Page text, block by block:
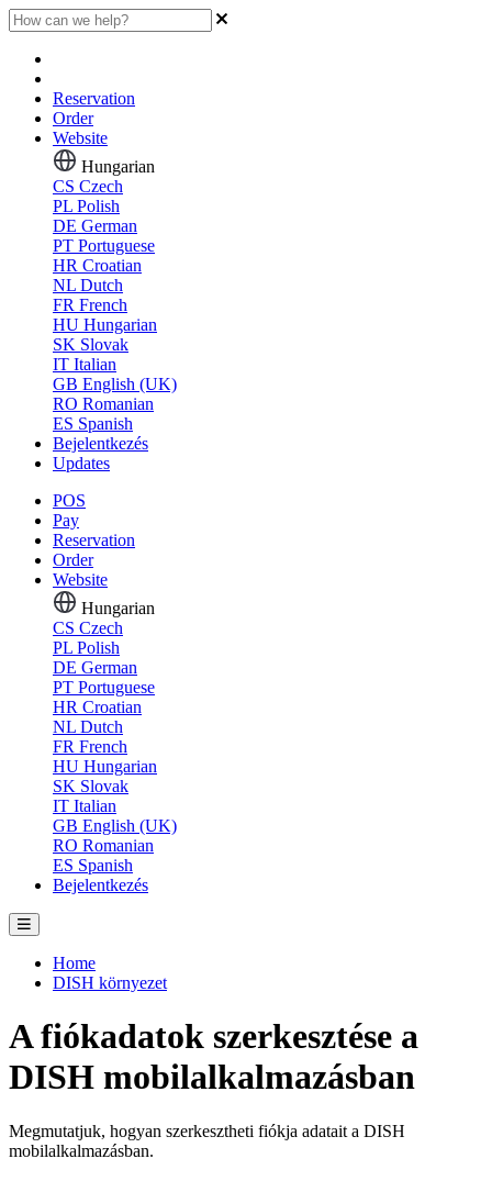
Reservation
Order
Website
Hungarian
CS Czech
PL Polish
DE German
PT Portuguese
HR Croatian
NL Dutch
FR French
HU Hungarian
SK Slovak
IT Italian
GB English (UK)
RO Romanian
ES Spanish
Bejelentkezés
Updates
POS
Pay
Reservation
Order
Website
Hungarian
CS Czech
PL Polish
DE German
PT Portuguese
HR Croatian
NL Dutch
FR French
HU Hungarian
SK Slovak
IT Italian
GB English (UK)
RO Romanian
ES Spanish
Bejelentkezés
Home
DISH környezet
A fiókadatok szerkesztése a
DISH mobilalkalmazásban
Megmutatjuk, hogyan szerkesztheti fiókja adatait a DISH
mobilalkalmazásban.